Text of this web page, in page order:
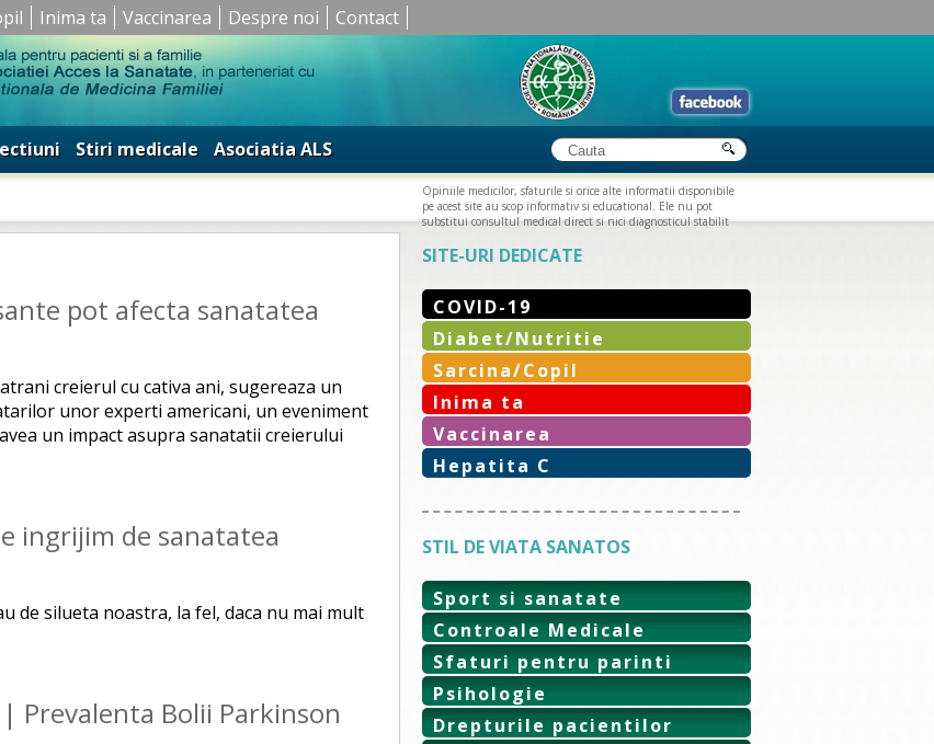
Inima ta Vaccinarea Despre noi Contact
Stiri medicale
Asociatia ALS
Opiniile medicilor, sfaturile si orice alte informatii disponibile
pe acest site au scop informativ si educational. Ele nu pot
substitui consultul medical direct si nici diagnosticul stabilit
pot afecta sanatatea
creierul cu cativa ani, sugereaza un
unor experti americani, un eveniment
un impact asupra sanatatii creierului
ingrijim de sanatatea
de silueta noastra, la fel, daca nu mai mult
Prevalenta Bolii Parkinson
SITE-URI DEDICATE
COVID-19
Diabet/Nutritie
Sarcina/Copil
Inima ta
Vaccinarea
Hepatita C
STIL DE VIATA SANATOS
Sport si sanatate
Controale Medicale
Sfaturi pentru parinti
Psihologie
Drepturile pacientilor